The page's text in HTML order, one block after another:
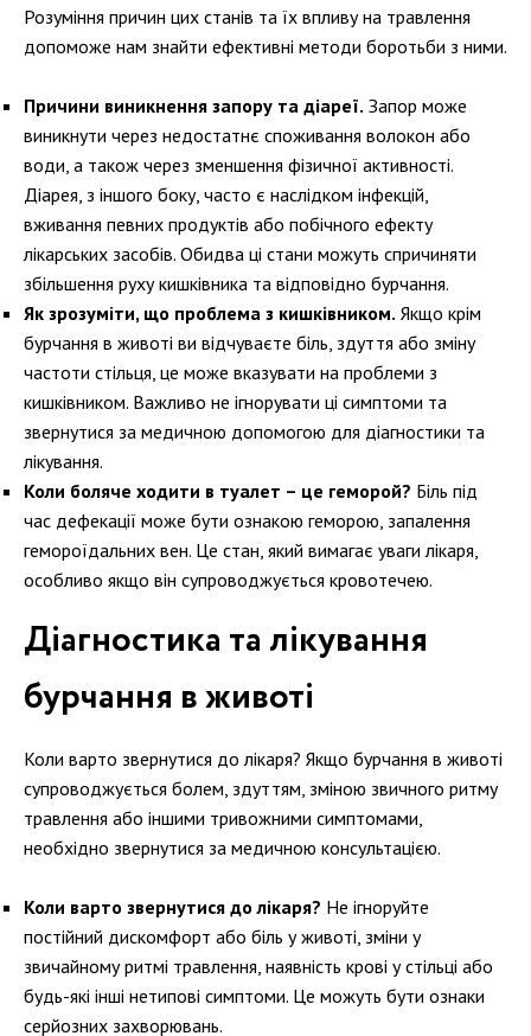
Розуміння причин цих станів та їх впливу на травлення
допоможе нам знайти ефективні методи боротьби з ними.
Причини виникнення запору та діареї. Запор може
виникнути через недостатнє споживання волокон або
води, а також через зменшення фізичної активності.
Діарея, з іншого боку, часто є наслідком інфекцій,
вживання певних продуктів або побічного ефекту
лікарських засобів. Обидва ці стани можуть спричиняти
збільшення руху кишківника та відповідно бурчання.
Як зрозуміти, що проблема з кишківником. Якщо крім
бурчання в животі ви відчуваєте біль, здуття або зміну
частоти стільця, це може вказувати на проблеми з
кишківником. Важливо не ігнорувати ці симптоми та
звернутися за медичною допомогою для діагностики та
лікування.
Коли боляче ходити в туалет – це геморой? Біль під
час дефекації може бути ознакою геморою, запалення
гемороїдальних вен. Це стан, який вимагає уваги лікаря,
особливо якщо він супроводжується кровотечею.
Діагностика та лікування
бурчання в животі
Коли варто звернутися до лікаря? Якщо бурчання в животі
супроводжується болем, здуттям, зміною звичного ритму
травлення або іншими тривожними симптомами,
необхідно звернутися за медичною консультацією.
Коли варто звернутися до лікаря? Не ігноруйте
постійний дискомфорт або біль у животі, зміни у
звичайному ритмі травлення, наявність крові у стільці або
будь-які інші нетипові симптоми. Це можуть бути ознаки
серйозних захворювань.